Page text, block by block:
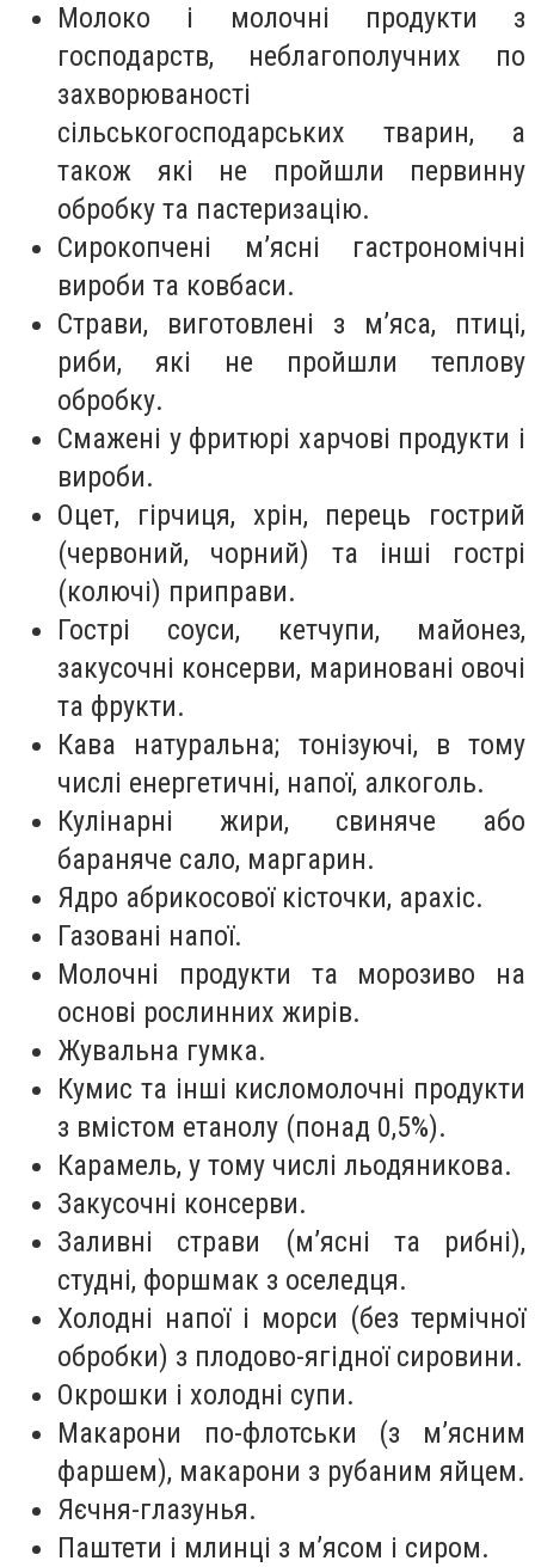
Молоко і молочні продукти з
господарств, неблагополучних по
захворюваності
сільськогосподарських тварин, а
також які не пройшли первинну
обробку та пастеризацію.
Сирокопчені м’ясні гастрономічні
вироби та ковбаси.
Страви, виготовлені з м’яса, птиці,
риби, які не пройшли теплову
обробку.
Смажені у фритюрі харчові продукти і
вироби.
Оцет, гірчиця, хрін, перець гострий
(червоний, чорний) та інші гострі
(колючі) приправи.
Гострі соуси, кетчупи, майонез,
закусочні консерви, мариновані овочі
та фрукти.
Кава натуральна; тонізуючі, в тому
числі енергетичні, напої, алкоголь.
Кулінарні жири, свиняче або
бараняче сало, маргарин.
Ядро абрикосової кісточки, арахіс.
Газовані напої.
Молочні продукти та морозиво на
основі рослинних жирів.
Жувальна гумка.
Кумис та інші кисломолочні продукти
з вмістом етанолу (понад 0,5%).
Карамель, у тому числі льодяникова.
Закусочні консерви.
Заливні страви (м’ясні та рибні),
студні, форшмак з оселедця.
Холодні напої і морси (без термічної
обробки) з плодово-ягідної сировини.
Окрошки і холодні супи.
Макарони по-флотськи (з м’ясним
фаршем), макарони з рубаним яйцем.
Яєчня-глазунья.
Паштети і млинці з м’ясом і сиром.